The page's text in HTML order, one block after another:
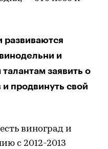
развиваются
и
заявить о
продвинуть свой
виноград и
с 2012-2013